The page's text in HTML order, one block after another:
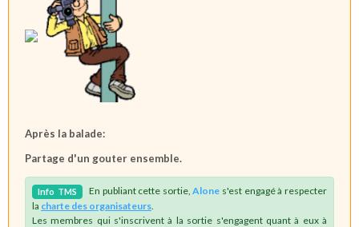
Après la balade:
Partage d'un gouter ensemble.
Info TMS En publiant cette sortie,Alone s'est engagé à respecter
la charte des organisateurs
Les membres qui s'inscrivent à la sortie s'engagent quant à eux à